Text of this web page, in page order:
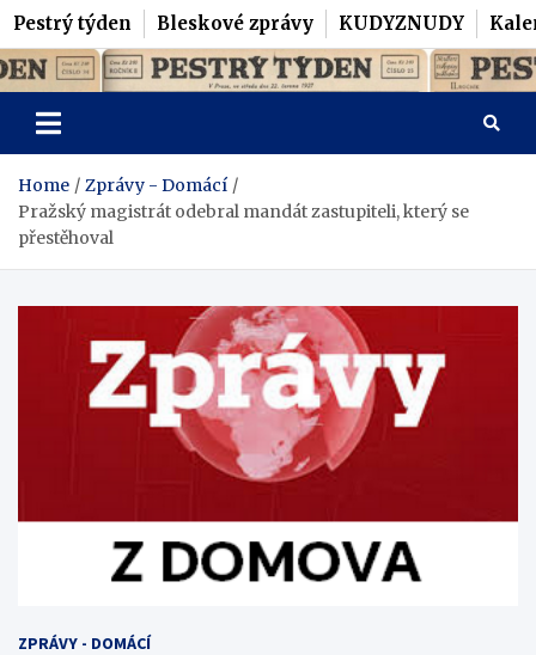
Pestrý týden Bleskové zprávy KUDYZNUDY
Skip
to
content
Pestrý Týden
Home
Zprávy - Domácí
Pražský magistrát odebral mandát zastupiteli, který se
přestěhoval
ZPRÁVY - DOMÁCÍ